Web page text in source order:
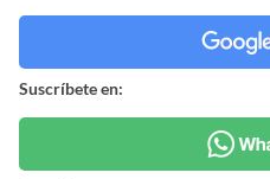
Suscríbete en: